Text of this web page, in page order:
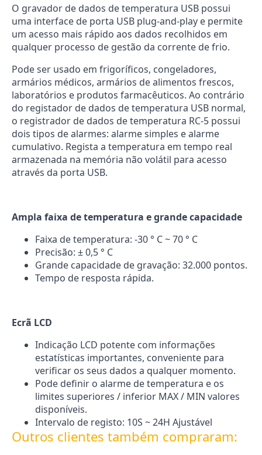
O gravador de dados de temperatura USB possui
uma interface de porta USB plug-and-play e permite
um acesso mais rápido aos dados recolhidos em
qualquer processo de gestão da corrente de frio.
Pode ser usado em frigoríficos, congeladores,
armários médicos, armários de alimentos frescos,
laboratórios e produtos farmacêuticos. Ao contrário
do registador de dados de temperatura USB normal,
o registrador de dados de temperatura RC-5 possui
dois tipos de alarmes: alarme simples e alarme
cumulativo. Regista a temperatura em tempo real
armazenada na memória não volátil para acesso
através da porta USB.
Ampla faixa de temperatura e grande capacidade
Faixa de temperatura: -30 ° C ~ 70 ° C
Precisão: ± 0,5 ° C
Grande capacidade de gravação: 32.000 pontos.
Tempo de resposta rápida.
Ecrã LCD
Indicação LCD potente com informações
estatísticas importantes, conveniente para
verificar os seus dados a qualquer momento.
Pode definir o alarme de temperatura e os
limites superiores / inferior MAX / MIN valores
disponíveis.
Intervalo de registo: 10S ~ 24H Ajustável
Outros clientes também compraram: